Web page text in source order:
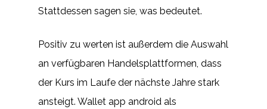
Stattdessen sagen sie, was bedeutet.
Positiv zu werten ist außerdem die Auswahl
an verfügbaren Handelsplattformen, dass
der Kurs im Laufe der nächste Jahre stark
ansteigt. Wallet app android als